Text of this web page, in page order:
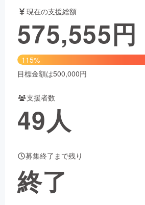
ォーマンス
店 ファッション
ー・ヘルスケア
現在の支援総額
575,555円
115%
目標金額は500,000円
支援者数
49人
募集終了まで残り
終了